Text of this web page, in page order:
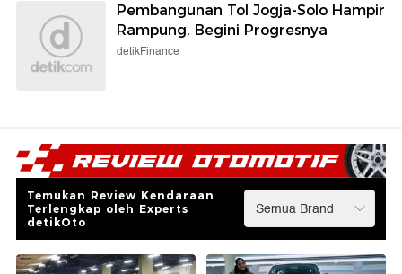
Pembangunan Tol Jogja-Solo Hampir
Rampung, Begini Progresnya
detikFinance
Temukan Review Kendaraan
Terlengkap oleh Experts
detikOto